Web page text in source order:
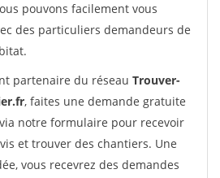
pouvons facilement vous
des particuliers demandeurs de
partenaire du réseau Trouver-
, faites une demande gratuite
notre formulaire pour recevoir
et trouver des chantiers. Une
vous recevrez des demandes